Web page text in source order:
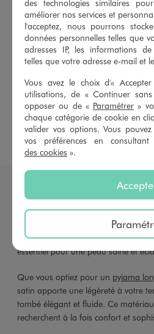
Pyjama coton
Pyjama deux pièces
Pyjama beige femme
Pyjama bleu femme
Pyjama noir
Nuisette femme Veste
DES NUITS DOUCES EN
Lepyjamaen satin est bien plus
Grâce à son tissu très agréable au
sensation de douceur
maintenir l'hydratation de la peau
essentiel pour une peau saine et
Que vous optiez pour un pyjama
satin apporte une légèreté à votre
tombé élégant et fluide. Ce
recherchent à la fois confort et
des technologies similaires
améliorer nos services et
l'acceptez, nous pourrons
données personnelles telles que
adresses IP, les informations
telles que votre adresse e-mail et
Vous avez le choix d'«
utilisations, de « Continuer
opposer ou de « Paramétrer »
chaque catégorie de cookie en
valider vos options. Vous
vos préférences en
des cookies ».